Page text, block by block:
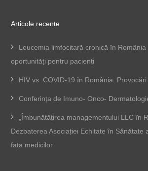
Articole recente
Leucemia limfocitară cronică în România
oportunități pentru pacienți
HIV vs. COVID-19 în România. Provocări
Conferința de Imuno- Onco-
„Îmbunătățirea managementului LLC în
Dezbaterea Asociației Echitate în Sănătate
fața medicilor